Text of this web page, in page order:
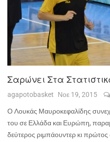
Σαρώνει Στα
agapotobasket Νοε 19, 2015
Ο Λουκάς Μαυροκεφαλίδης
του σε Ελλάδα και Ευρώπη,
δεύτερος ριμπάουντερ κι